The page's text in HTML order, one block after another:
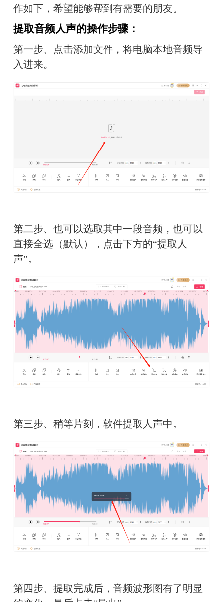
作如下，希望能够帮到有需要的朋友。
提取音频人声的操作步骤：
第一步、点击添加文件，将电脑本地音频导
入进来。
第二步、也可以选取其中一段音频，也可以
直接全选（默认），点击下方的“提取人
声”。
第三步、稍等片刻，软件提取人声中。
第四步、提取完成后，音频波形图有了明显